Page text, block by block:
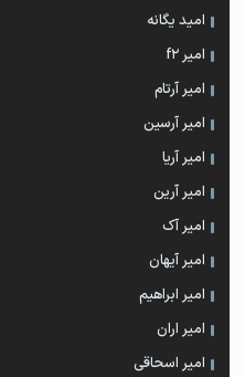
امید یگانه
امیر f2
امیر آرتام
امیر آرسین
امیر آریا
امیر آرین
امیر آک
امیر آیهان
امیر ابراهیم
امیر اران
امیر اسحاقی